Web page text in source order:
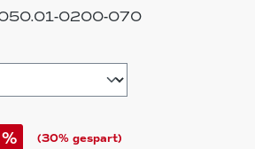
0200-070
% (30% gespart)